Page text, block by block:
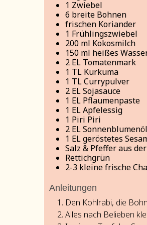
1 Zwiebel
6 breite Bohnen
frischen Koriander
1 Frühlingszwiebel
200 ml Kokosmilch
150 ml heißes
2 EL Tomatenmark
1 TL Kurkuma
1 TLCurrypulver
2 ELSojasauce
1 EL Pflaumenpaste
1 ELApfelessig
1 Piri Piri
2 EL Sonnenblumenöl
1 EL geröstetes
Salz & Pfeffer aus
Rettichgrün
2-3 kleine frische
Anleitungen
Den Kohlrabi, die
Alles nach Belieben